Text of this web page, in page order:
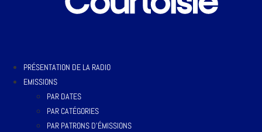
PRÉSENTATION DE LA RADIO
EMISSIONS
PAR DATES
PAR CATÉGORIES
PAR PATRONS D’ÉMISSIONS